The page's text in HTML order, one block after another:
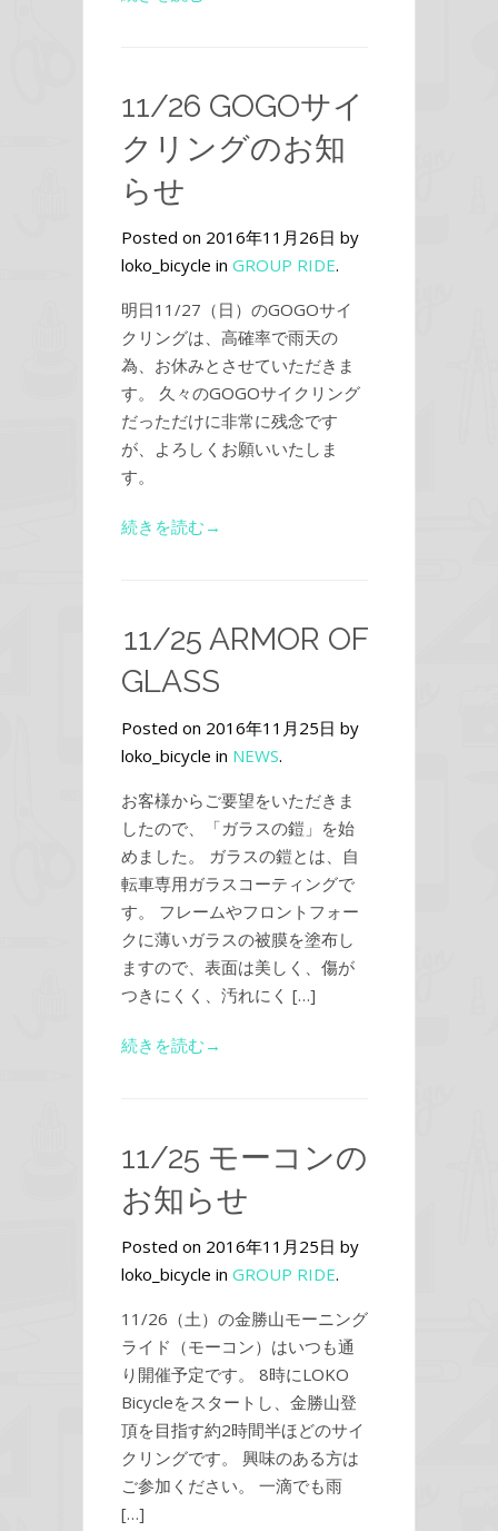
11/26 GOGOサイ
クリングのお知
らせ
Posted on 2016年11月26日 by
loko_bicycle in GROUP RIDE.
明日11/27（日）のGOGOサイ
クリングは、高確率で雨天の
為、お休みとさせていただきま
す。 久々のGOGOサイクリング
だっただけに非常に残念です
が、よろしくお願いいたしま
す。
続きを読む→
11/25 ARMOR OF
GLASS
Posted on 2016年11月25日 by
loko_bicycle in NEWS.
お客様からご要望をいただきま
したので、「ガラスの鎧」を始
めました。 ガラスの鎧とは、自
転車専用ガラスコーティングで
す。 フレームやフロントフォー
クに薄いガラスの被膜を塗布し
ますので、表面は美しく、傷が
つきにくく、汚れにく […]
続きを読む→
11/25 モーコンの
お知らせ
Posted on 2016年11月25日 by
loko_bicycle in GROUP RIDE.
11/26（土）の金勝山モーニング
ライド（モーコン）はいつも通
り開催予定です。 8時にLOKO
Bicycleをスタートし、金勝山登
頂を目指す約2時間半ほどのサイ
クリングです。 興味のある方は
ご参加ください。 一滴でも雨
[…]